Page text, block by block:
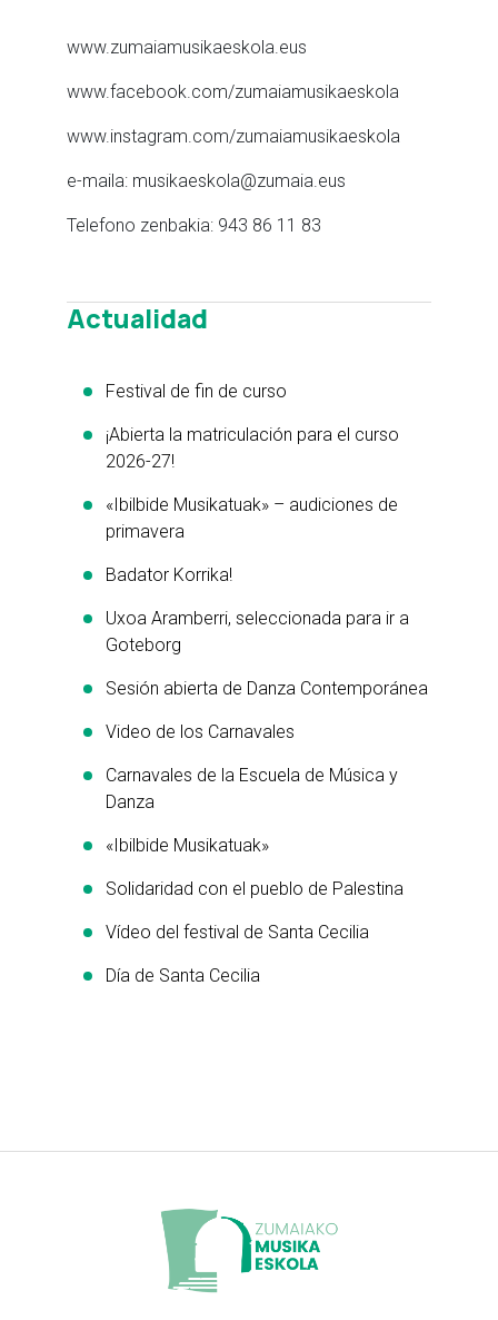
www.zumaiamusikaeskola.eus
www.facebook.com/zumaiamusikaeskola
www.instagram.com/zumaiamusikaeskola
e-maila: musikaeskola@zumaia.eus
Telefono zenbakia: 943 86 11 83
Actualidad
Festival de fin de curso
¡Abierta la matriculación para el curso
2026-27!
«Ibilbide Musikatuak» – audiciones de
primavera
Badator Korrika!
Uxoa Aramberri, seleccionada para ir a
Goteborg
Sesión abierta de Danza Contemporánea
Video de los Carnavales
Carnavales de la Escuela de Música y
Danza
«Ibilbide Musikatuak»
Solidaridad con el pueblo de Palestina
Vídeo del festival de Santa Cecilia
Día de Santa Cecilia